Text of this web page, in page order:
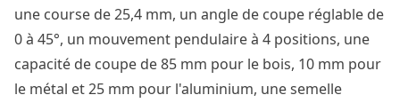
une course de 25,4 mm, un angle de coupe réglable de
0 à 45°, un mouvement pendulaire à 4 positions, une
capacité de coupe de 85 mm pour le bois, 10 mm pour
le métal et 25 mm pour l'aluminium, une semelle